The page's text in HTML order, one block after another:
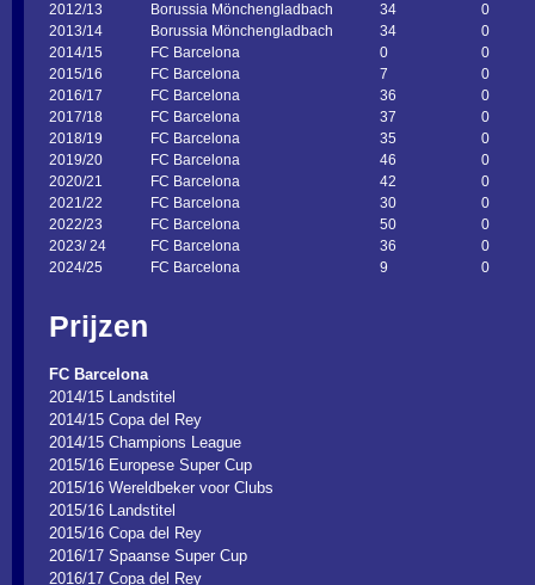
2012/13
Borussia Mönchengladbach 34
0
2013/14
Borussia Mönchengladbach 34
0
2014/15
FC Barcelona 0
0
2015/16
FC Barcelona 7
0
2016/17
FC Barcelona 36
0
2017/18
FC Barcelona 37
0
2018/19
FC Barcelona 35
0
2019/20
FC Barcelona 46
0
2020/21
FC Barcelona 42
0
2021/22
FC Barcelona 30
0
2022/23
FC Barcelona 50
0
2023/ 24
FC Barcelona 36
0
2024/25
FC Barcelona 9 0
Prijzen
FC Barcelona
2014/15 Landstitel
2014/15 Copa del Rey
2014/15 Champions League
2015/16 Europese Super Cup
2015/16 Wereldbeker voor Clubs
2015/16 Landstitel
2015/16 Copa del Rey
2016/17 Spaanse Super Cup
2016/17 Copa del Rey